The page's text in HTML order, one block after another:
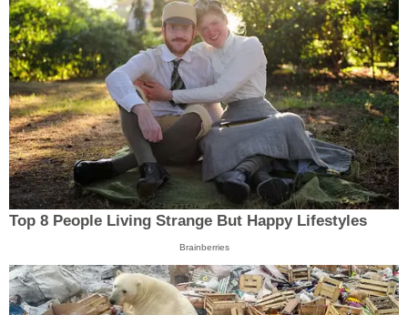
Top 8 People Living Strange But Happy Lifestyles
Brainberries